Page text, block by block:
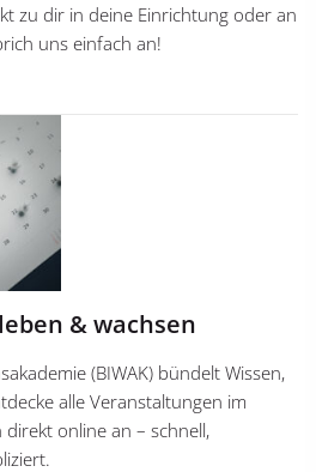
zu dir in deine Einrichtung oder an
uns einfach an!
& wachsen
(BIWAK) bündelt Wissen,
alle Veranstaltungen im
online an – schnell,